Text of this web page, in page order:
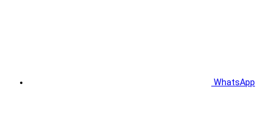
WhatsApp